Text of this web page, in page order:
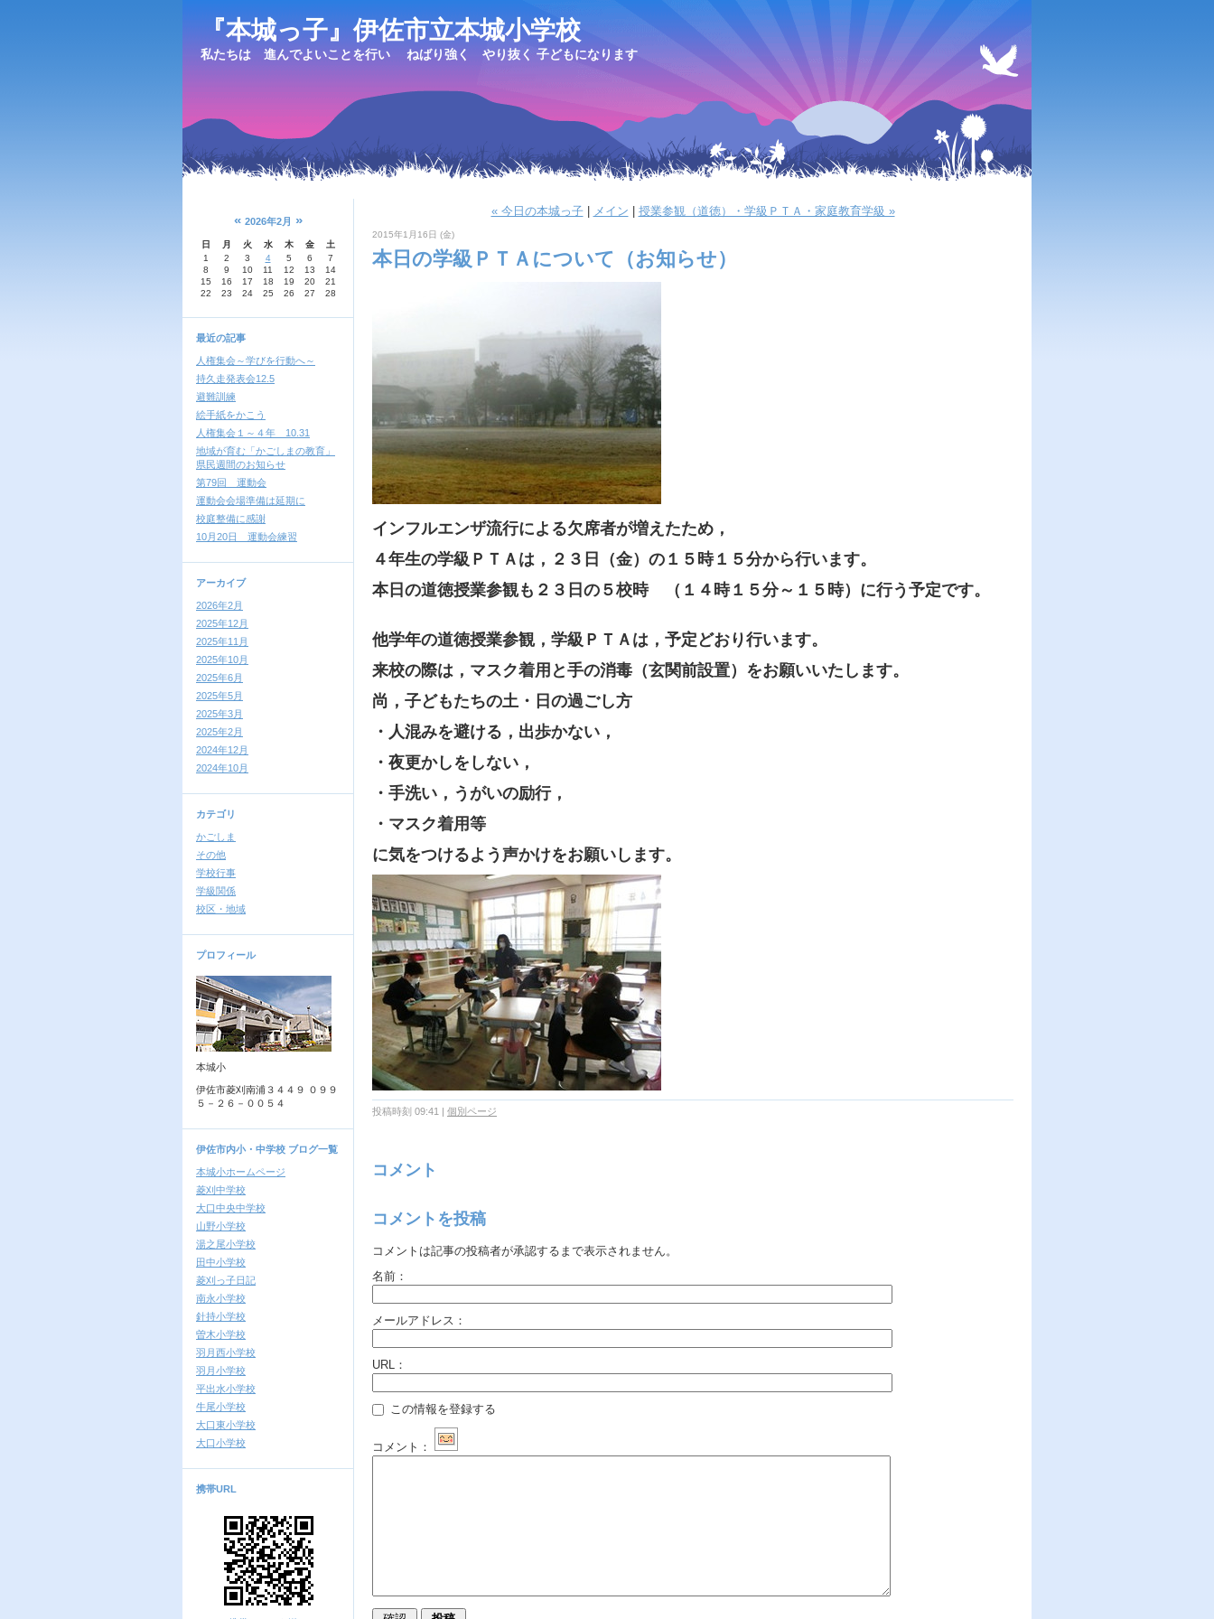
『本城っ子』伊佐市立本城小学校
私たちは 進んでよいことを行い ねばり強く やり抜く 子どもになります
« 2026年2月 »
日 月 火 水 木 金
土
1
2 3 4 5 6
7
8
9 10 11 12 13
14
15
16 17 18 19 20
21
22
23 24 25 26 27 28
最近の記事
人権集会～学びを行動へ～
持久走発表会12.5
避難訓練
絵手紙をかこう
人権集会１～４年 10.31
地域が育む「かごしまの教育」
県民週間のお知らせ
第79回 運動会
運動会会場準備は延期に
校庭整備に感謝
10月20日 運動会練習
アーカイブ
2026年2月
2025年12月
2025年11月
2025年10月
2025年6月
2025年5月
2025年3月
2025年2月
2024年12月
2024年10月
カテゴリ
かごしま
その他
学校行事
学級関係
校区・地域
プロフィール
本城小
伊佐市菱刈南浦３４４９ ０９９
５－２６－００５４
伊佐市内小・中学校 ブログ一覧
本城小ホームページ
菱刈中学校
大口中央中学校
山野小学校
湯之尾小学校
田中小学校
菱刈っ子日記
南永小学校
針持小学校
曽木小学校
羽月西小学校
羽月小学校
平出水小学校
牛尾小学校
大口東小学校
大口小学校
携帯URL
« 今日の本城っ子| メイン 授業参観（道徳）・学級ＰＴＡ・家庭教育学級 »
2015年1月16日 (金)
本日の学級ＰＴＡについて（お知らせ）
インフルエンザ流行による欠席者が増えたため，
４年生の学級ＰＴＡは，２３日（金）の１５時１５分から行います。
本日の道徳授業参観も２３日の５校時（１４時１５分～１５時）に行う予定です。
他学年の道徳授業参観，学級ＰＴＡは，予定どおり行います。
来校の際は，マスク着用と手の消毒（玄関前設置）をお願いいたします。
尚，子どもたちの土・日の過ごし方
・人混みを避ける，出歩かない，
・夜更かしをしない，
・手洗い，うがいの励行，
・マスク着用等
に気をつけるよう声かけをお願いし ます。
投稿時刻 09:41 | 個別ページ
コメント
コメントを投稿
コメントは記事の投稿者が承認するまで表示されません。
名前：
メールアドレス：
URL：
この情報を登録する
コメント：